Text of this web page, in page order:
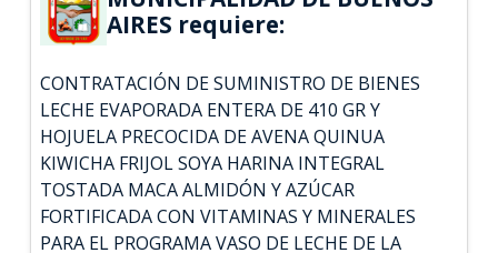
AIRES requiere:
CONTRATACIÓN DE SUMINISTRO DE BIENES
LECHE EVAPORADA ENTERA DE 410 GR Y
HOJUELA PRECOCIDA DE AVENA QUINUA
KIWICHA FRIJOL SOYA HARINA INTEGRAL
TOSTADA MACA ALMIDÓN Y AZÚCAR
FORTIFICADA CON VITAMINAS Y MINERALES
PARA EL PROGRAMA VASO DE LECHE DE LA